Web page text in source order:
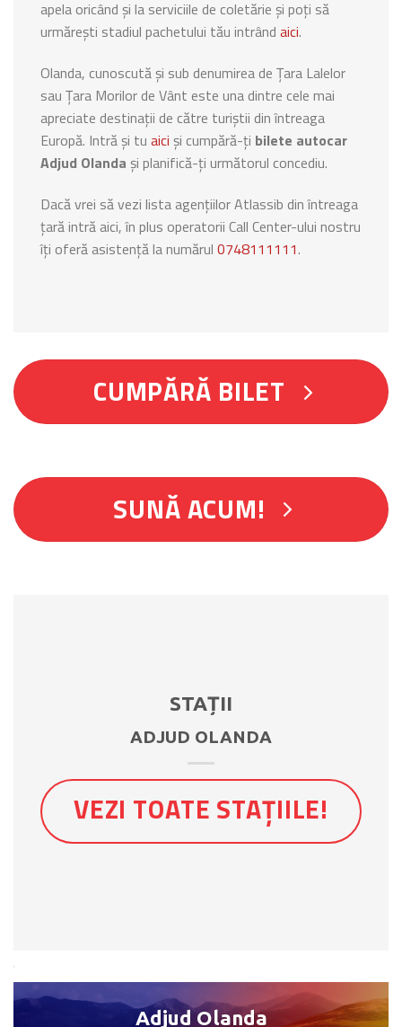
apela oricând și la serviciile de coletărie și poți să
urmărești stadiul pachetului tău intrând aici.
Olanda, cunoscută și sub denumirea de Țara Lalelor
sau Țara Morilor de Vânt este una dintre cele mai
apreciate destinații de către turiștii din întreaga
Europă. Intră și tu aici și cumpără-ți bilete autocar
Adjud Olanda și planifică-ți următorul concediu.
Dacă vrei să vezi lista agențiilor Atlassib din întreaga
țară intră aici, în plus operatorii Call Center-ului nostru
îți oferă asistență la numărul 0748111111.
CUMPĂRĂ BILET
SUNĂ ACUM!
STAȚII
ADJUD OLANDA
VEZI TOATE STAȚIILE!
Adjud Olanda